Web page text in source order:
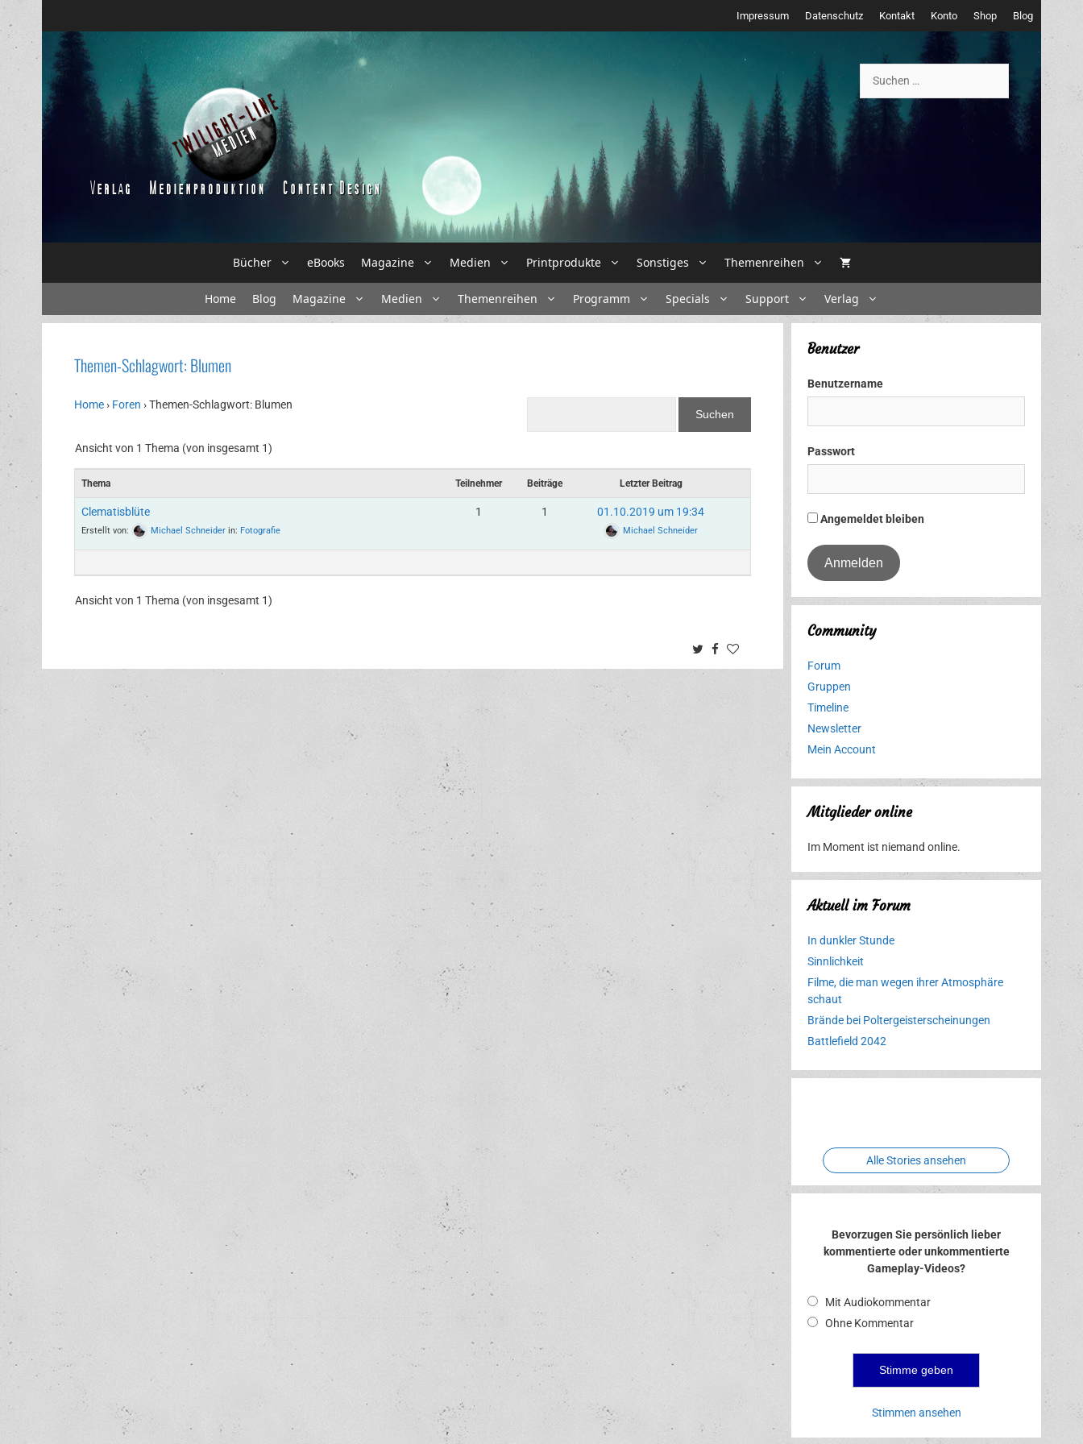
Inhalt
springen
Impressum Datenschutz Kontakt Konto Shop Blog
nach:
Bücher eBooks Magazine Medien Printprodukte Sonstiges Themenreihen
Home Blog Magazine Medien Themenreihen Programm Specials Support Verlag
Themen-Schlagwort: Blumen
Home› Foren ›Themen-Schlagwort: Blumen
Ansicht von 1 Thema (von insgesamt 1)
Thema Teilnehmer Beiträge Letzter Beitrag
Clematisblüte
Erstellt von: Michael Schneider in: Fotografie
1 1 01.10.2019 um 19:34
Michael Schneider
Ansicht von 1 Thema (von insgesamt 1)
TwitterFacebook
Benutzer
Benutzername
Passwort
Angemeldet bleiben
Community
Forum
Gruppen
Timeline
Newsletter
Mein Account
Mitglieder online
Im Moment ist niemand online.
Aktuell im Forum
In dunkler Stunde
Sinnlichkeit
Filme, die man wegen ihrer Atmosphäre
schaut
Brände bei Poltergeisterscheinungen
Battlefield 2042
Erlebnispark
Verbotene
Alle Stories ansehen
Bevorzugen Sie persönlich lieber
kommentierte oder unkommentierte
Gameplay-Videos?
Mit Audiokommentar
Ohne Kommentar
Stimmen ansehen